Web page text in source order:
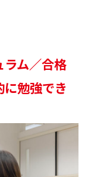
ラム／合格
勉強でき